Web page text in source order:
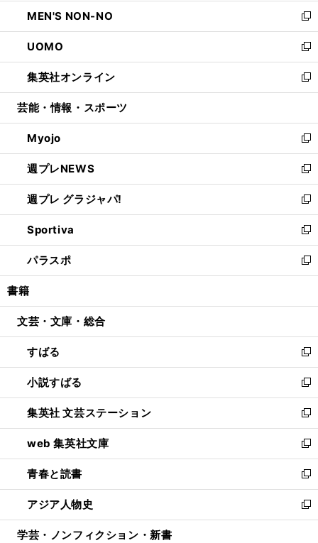
く
で
開
く
ド
ウ
で
開
く
ウ
ィ
ン
ド
ウ
で
開
し
い
ウ
ィ
ン
ド
ウ
開
く
MEN'S NON-NO
新
し
い
ウ
ィ
ン
ウ
で
開
く
UOMO
新
し
い
ウ
ン
ド
ウ
で
開
く
集英社オンライン
新
し
ウ
ィ
ン
ド
ウ
で
開
く
芸能・情報・スポーツ
Myojo
新
し
い
ウ
ィ
ン
ド
ウ
で
開
週プレNEWS
新
し
い
ウ
ィ
ン
ド
ウ
開
週プレ グラジャパ!
新
し
い
ウ
ィ
ン
ウ
開
く
Sportiva
新
し
い
ウ
ン
ウ
で
開
く
パラスポ
新
し
ウ
ン
ド
ウ
で
開
く
書籍
文芸・文庫・総合
すばる
新
し
い
ウ
ィ
ン
ド
ウ
で
開
く
小説すばる
新
し
い
ウ
ィ
ン
ド
ウ
で
開
集英社 文芸ステーション
新
し
い
ウ
ィ
ン
ド
ウ
web 集英社文庫
新
し
い
ウ
ィ
ン
青春と読書
新
し
い
ウ
アジア人物史
新
し
学芸・ノンフィクション・新書